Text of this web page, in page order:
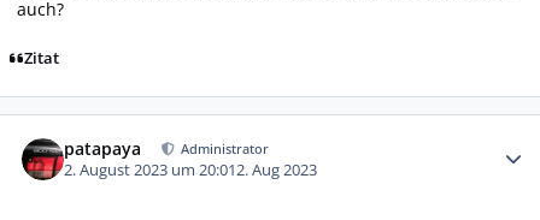
auch?
Zitat
patapaya Administrator
2. August 2023 um 20:012. Aug 2023